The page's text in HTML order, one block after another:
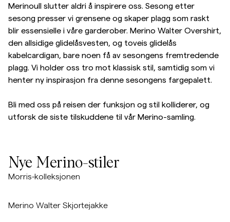
Jeans
Blazer
Overshirts
Yttertøy
Merinoull slutter aldri å inspirere oss. Sesong etter
sesong presser vi grensene og skaper plagg som raskt
blir essensielle i våre garderober. Merino Walter Overshirt,
den allsidige glidelåsvesten, og toveis glidelås
kabelcardigan, bare noen få av sesongens fremtredende
plagg. Vi holder oss tro mot klassisk stil, samtidig som vi
henter ny inspirasjon fra denne sesongens fargepalett.
Bli med oss på reisen der funksjon og stil kolliderer, og
utforsk de siste tilskuddene til vår Merino-samling.
Nye Merino-stiler
Morris-kolleksjonen
Merino Walter Skjortejakke